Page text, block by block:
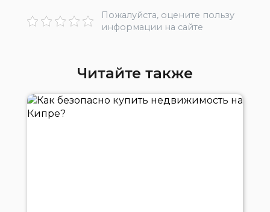
Пожалуйста, оцените пользу
информации на сайте
Читайте также